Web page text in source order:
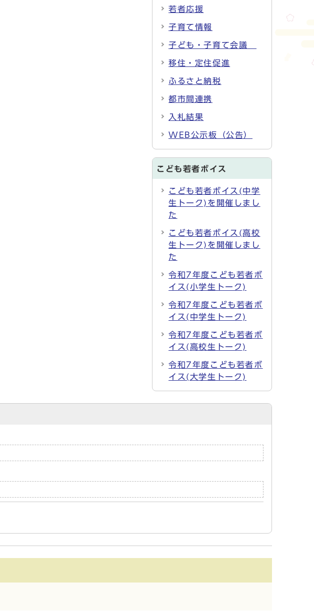
若者応援
子育て情報
子ども・子育て会議
移住・定住促進
ふるさと納税
都市間連携
入札結果
WEB公示板（公告）
こども若者ボイス
こども若者ボイス(中学
生トーク)を開催しまし
た
こども若者ボイス(高校
生トーク)を開催しまし
た
令和7年度こども若者ボ
イス(小学生トーク)
令和7年度こども若者ボ
イス(中学生トーク)
令和7年度こども若者ボ
イス(高校生トーク)
令和7年度こども若者ボ
イス(大学生トーク)